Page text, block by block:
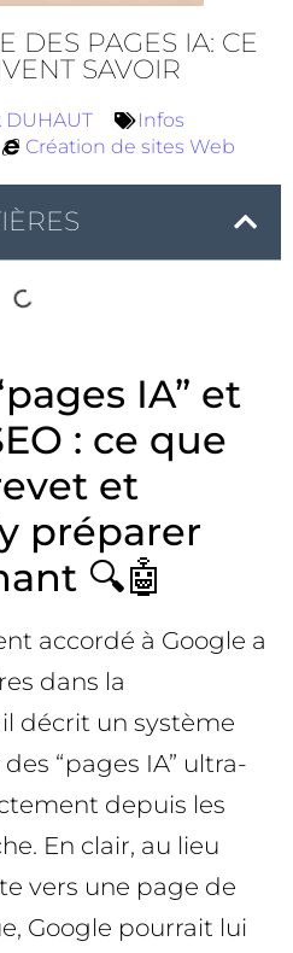
DES PAGES IA: CE
SAVOIR
DUHAUT
Infos
Création de sites Web
IA” et
: ce que
et
préparer
🔍🤖
accordé à Google a
dans la
décrit un système
“pages IA” ultra-
depuis les
En clair, au lieu
vers une page de
Google pourrait lui